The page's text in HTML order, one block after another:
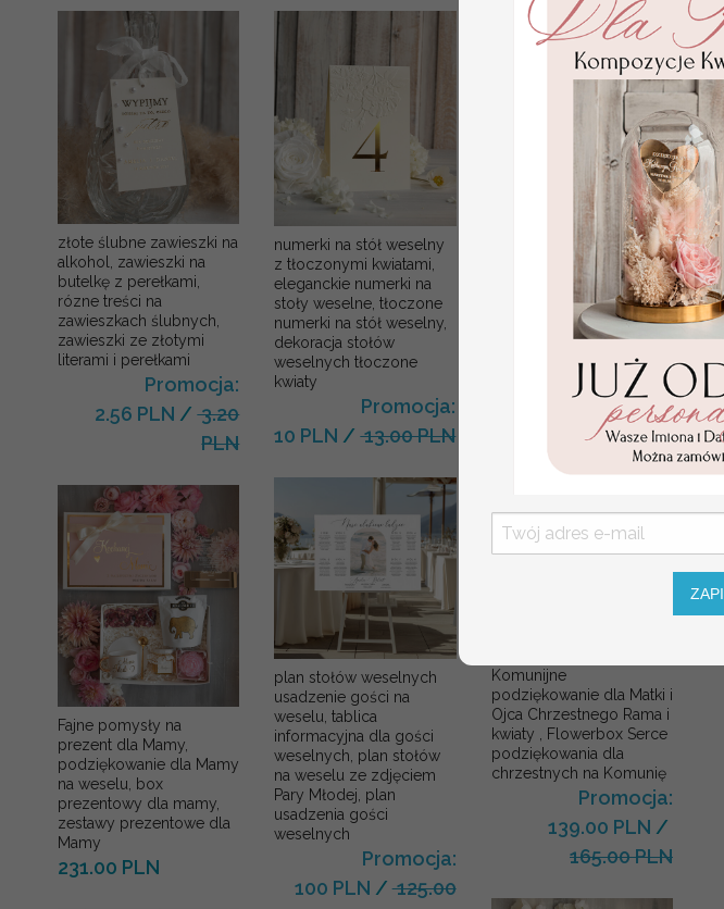
złote ślubne zawieszki na
alkohol, zawieszki na
butelkę z perełkami,
rózne treści na
zawieszkach ślubnych,
zawieszki ze złotymi
literami i perełkami
Promocja:
2.56 PLN /3.20
PLN
Fajne pomysły na
prezent dla Mamy,
podziękowanie dla Mamy
na weselu, box
prezentowy dla mamy,
zestawy prezentowe dla
Mamy
231.00 PLN
numerki na stół weselny
z tłoczonymi kwiatami,
eleganckie numerki na
stoły weselne, tłoczone
numerki na stół weselny,
dekoracja stołów
weselnych tłoczone
kwiaty
Promocja:
10 PLN /13.00 PLN
plan stołów weselnych
usadzenie gości na
weselu, tablica
informacyjna dla gości
weselnych, plan stołów
na weselu ze zdjęciem
Pary Młodej, plan
usadzenia gości
weselnych
Promocja:
100 PLN /125.00
Statuetka pamiątka
Pierwszej Komunii w
personalizowana
Pamiątka Komunijna
opakowanie na pieniądze
105.00
PLN
Komunijne
podziękowanie dla Matki i
Ojca Chrzestnego Rama i
kwiaty , Flowerbox Serce
podziękowania dla
chrzestnych na Komunię
Promocja:
139.00 PLN /
165.00 PLN